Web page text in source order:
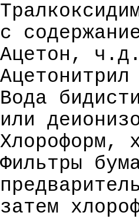
с
Ацетон,
Вода
или
Хлороформ,
Фильтры
затем